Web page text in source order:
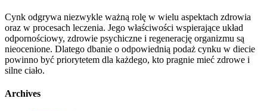
Cynk odgrywa niezwykle ważną rolę w wielu aspektach zdrowia
oraz w procesach leczenia. Jego właściwości wspierające układ
odpornościowy, zdrowie psychiczne i regenerację organizmu są
nieocenione. Dlatego dbanie o odpowiednią podaż cynku w diecie
powinno być priorytetem dla każdego, kto pragnie mieć zdrowe i
silne ciało.
Archives